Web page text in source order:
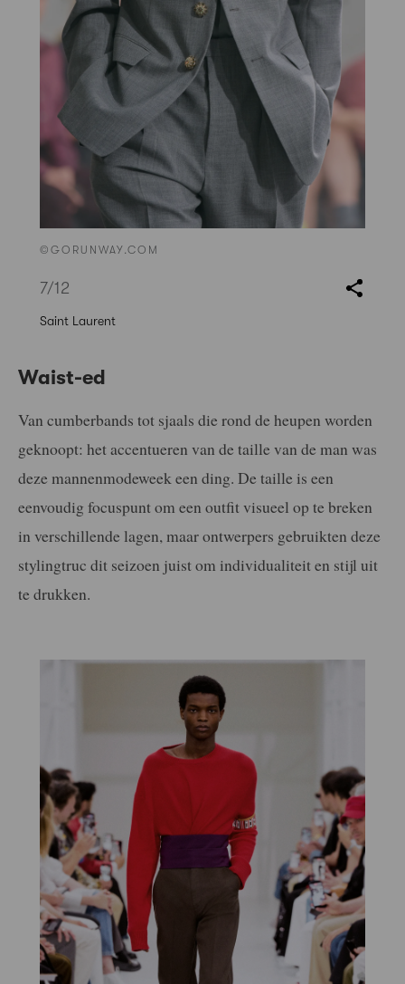
©GORUNWAY.COM
7/12
Saint Laurent
Waist-ed
Van cumberbands tot sjaals die rond de heupen worden
geknoopt: het accentueren van de taille van de man was
deze mannenmodeweek een ding. De taille is een
eenvoudig focuspunt om een outfit visueel op te breken
in verschillende lagen, maar ontwerpers gebruikten deze
stylingtruc dit seizoen juist om individualiteit en stijl uit
te drukken.